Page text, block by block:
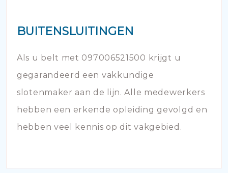
BUITENSLUITINGEN
Als u belt met 097006521500 krijgt u
gegarandeerd een vakkundige
slotenmaker aan de lijn. Alle medewerkers
hebben een erkende opleiding gevolgd en
hebben veel kennis op dit vakgebied.